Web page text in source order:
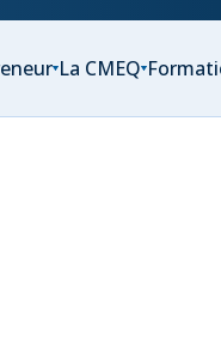
La CMEQ